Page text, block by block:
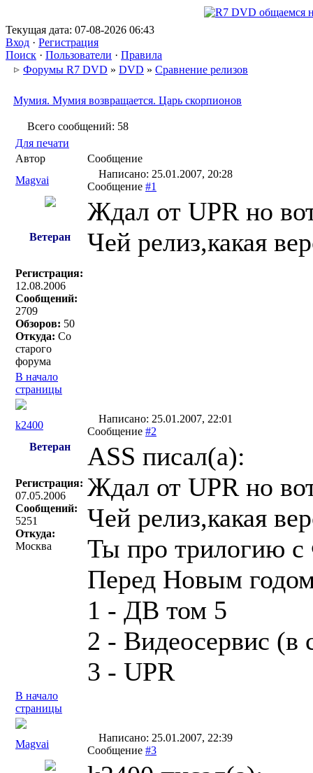
Текущая дата: 07-08-2026 06:43
Вход · Регистрация
Поиск · Пользователи · Правила
Форумы R7 DVD » DVD » Сравнение релизов
Мумия. Мумия возвращается. Царь скорпионов
Всего сообщений: 58
Для печати
Автор
Сообщение
Magvai
Написано: 25.01.2007, 20:28
Сообщение #1
Ветеран
Регистрация:
12.08.2006
Сообщений:
2709
Обзоров: 50
Откуда: Со
старого
форума
Ждал от UPR но
Чей релиз,какая
В начало
страницы
k2400
Написано: 25.01.2007, 22:01
Сообщение #2
Ветеран
Регистрация:
07.05.2006
Сообщений:
5251
Откуда:
Москва
ASS писал(a):
Ждал от UPR но
Чей релиз,какая
Ты про трилогию с
Перед Новым
1 - ДВ том 5
2 - Видеосервис (в
3 - UPR
В начало
страницы
Magvai
Написано: 25.01.2007, 22:39
Сообщение #3